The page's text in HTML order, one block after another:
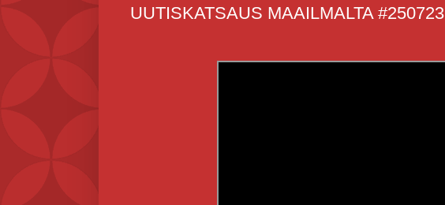
UUTISKATSAUS MAAILMALTA #250723